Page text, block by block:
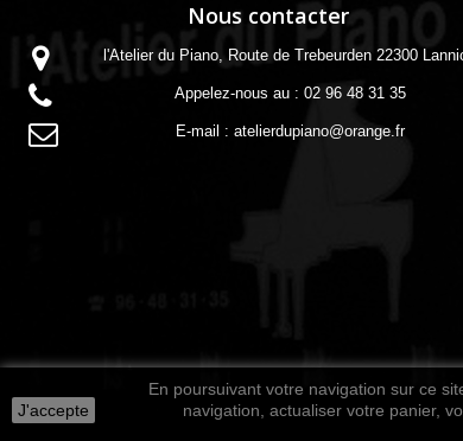
Nous contacter
l'Atelier du Piano, Route de Trebeurden 22300
Appelez-nous au : 02 96 48 31 35
E-mail : atelierdupiano@orange.fr
J'accepte
En poursuivant votre navigation sur ce
navigation, actualiser votre panier,